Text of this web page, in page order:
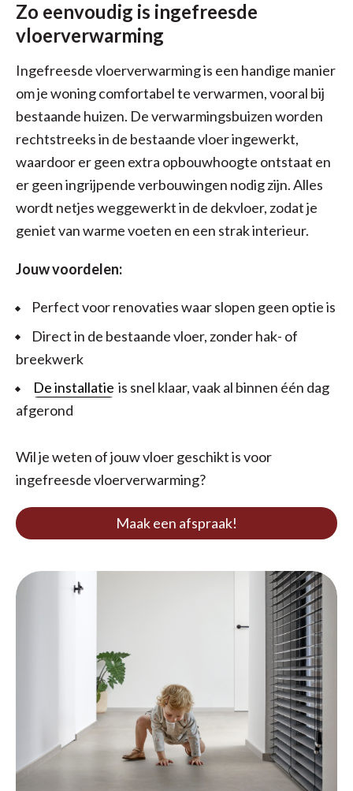
Zo eenvoudig is ingefreesde
vloerverwarming
Ingefreesde vloerverwarming is een handige manier
om je woning comfortabel te verwarmen, vooral bij
bestaande huizen. De verwarmingsbuizen worden
rechtstreeks in de bestaande vloer ingewerkt,
waardoor er geen extra opbouwhoogte ontstaat en
er geen ingrijpende verbouwingen nodig zijn. Alles
wordt netjes weggewerkt in de dekvloer, zodat je
geniet van warme voeten en een strak interieur.
Jouw voordelen:
Perfect voor renovaties waar slopen geen optie is
Direct in de bestaande vloer, zonder hak- of
breekwerk
De installatie is snel klaar, vaak al binnen één dag
afgerond
Wil je weten of jouw vloer geschikt is voor
ingefreesde vloerverwarming?
Maak een afspraak!